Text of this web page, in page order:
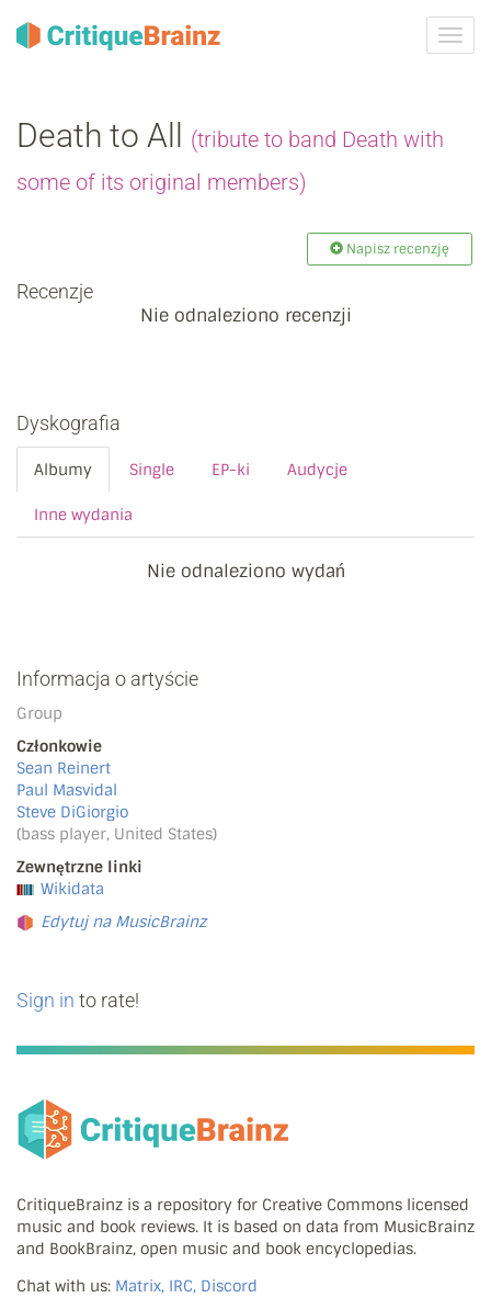
Death to All
(tribute to band Death with
some of its original members)
Napisz recenzję
Recenzje
Nie odnaleziono recenzji
Dyskografia
Albumy Single EP-ki Audycje
Inne wydania
Nie odnaleziono wydań
Informacja o artyście
Group
Członkowie
Sean Reinert
Paul Masvidal
Steve DiGiorgio
(bass player, United States)
Zewnętrzne linki
Wikidata
Edytuj na MusicBrainz
Sign in to rate!
CritiqueBrainz is a repository for Creative Commons licensed
music and book reviews. It is based on data from MusicBrainz
and BookBrainz, open music and book encyclopedias.
Chat with us: Matrix, IRC, Discord